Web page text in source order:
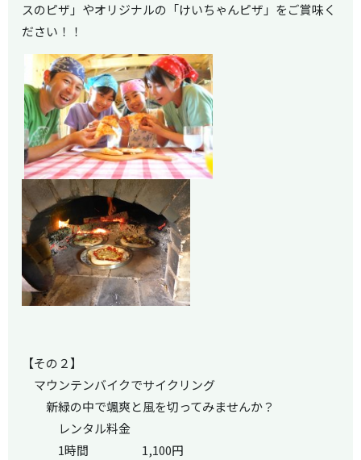
スのピザ」やオリジナルの「けいちゃんピザ」をご賞味く
ださい！！
【その２】
マウンテンバイクでサイクリング
新緑の中で颯爽と風を切ってみませんか？
レンタル料金
1時間 1,100円